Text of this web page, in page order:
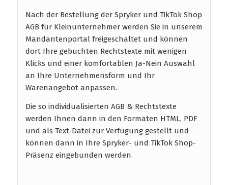
Nach der Bestellung der Spryker und TikTok Shop
AGB für Kleinunternehmer werden Sie in unserem
Mandantenportal freigeschaltet und können
dort Ihre gebuchten Rechtstexte mit wenigen
Klicks und einer komfortablen Ja-Nein Auswahl
an Ihre Unternehmensform und Ihr
Warenangebot anpassen.
Die so individualisierten AGB & Rechtstexte
werden Ihnen dann in den Formaten HTML, PDF
und als Text-Datei zur Verfügung gestellt und
können dann in Ihre Spryker- und TikTok Shop-
Präsenz eingebunden werden.